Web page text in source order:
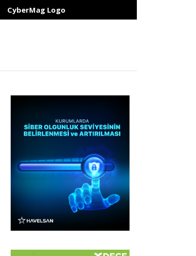
CyberMag Logo